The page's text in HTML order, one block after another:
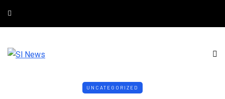
UNCATEGORIZED